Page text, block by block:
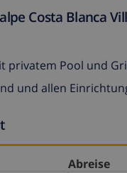
Costa Blanca
privatem Pool und
und allen
Abreise